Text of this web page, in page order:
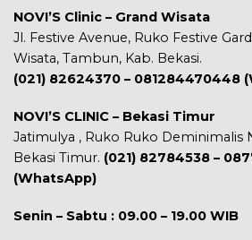
NOVI’S Clinic – Grand Wisata
Jl. Festive Avenue, Ruko Festive
Wisata, Tambun, Kab. Bekasi.
(021) 82624370 – 081284470448
NOVI’S CLINIC –
Jatimulya , Ruko Ruko Deminimalis
Bekasi Timur. (021) 82784538 –
(WhatsApp)
Senin – Sabtu : 09.00 – 19.00 WIB